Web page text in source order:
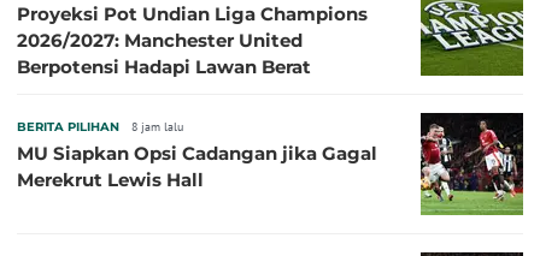
Proyeksi Pot Undian Liga Champions
2026/2027: Manchester United
Berpotensi Hadapi Lawan Berat
BERITA PILIHAN 8 jam lalu
MU Siapkan Opsi Cadangan jika Gagal
Merekrut Lewis Hall